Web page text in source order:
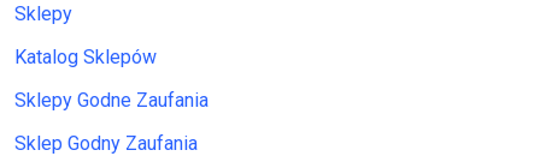
Sklepy
Katalog Sklepów
Sklepy Godne Zaufania
Sklep Godny Zaufania